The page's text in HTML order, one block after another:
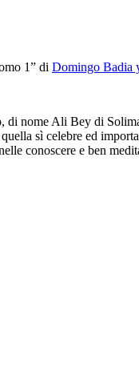
1” di Domingo Badia
nome Ali Bey di
sì celebre ed
conoscere e ben